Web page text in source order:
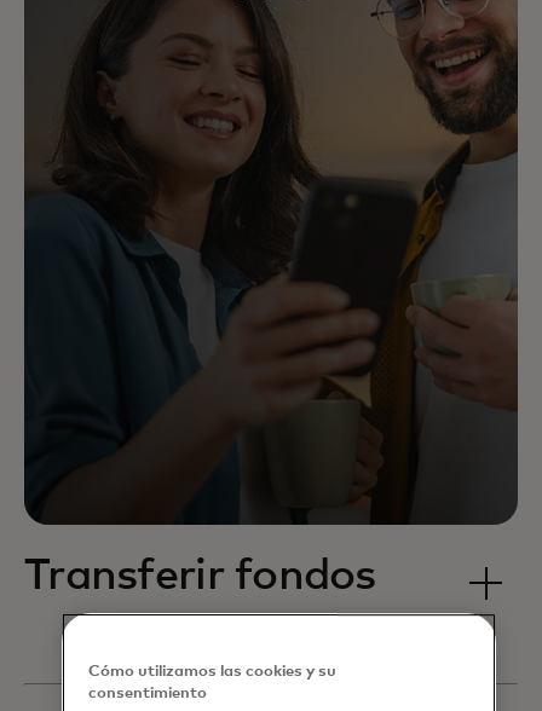
Transferir fondos
Cómo utilizamos las cookies y su
consentimiento